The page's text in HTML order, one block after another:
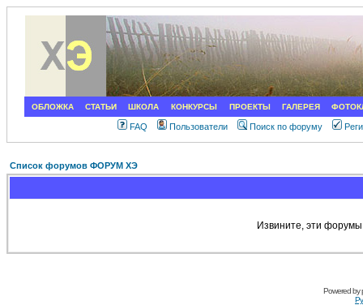
ОБЛОЖКА СТАТЬИ ШКОЛА КОНКУРСЫ ПРОЕКТЫ ГАЛЕРЕЯ
FAQ Пользователи Поиск по форуму
Список форумов ФОРУМ ХЭ
Извините, эти
Powered by